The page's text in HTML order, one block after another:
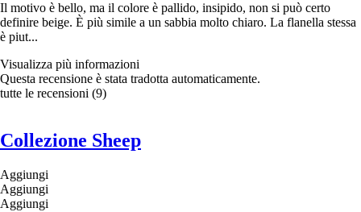
Il motivo è bello, ma il colore è pallido, insipido, non si può certo
definire beige. È più simile a un sabbia molto chiaro. La flanella stessa
è piut...
Visualizza più informazioni
Questa recensione è stata tradotta automaticamente.
tutte le recensioni (9)
Collezione Sheep
Aggiungi
Aggiungi
Aggiungi